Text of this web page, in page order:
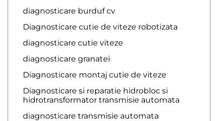
diagnosticare burduf cv
Diagnosticare cutie de viteze robotizata
diagnosticare cutie viteze
diagnosticare granatei
Diagnosticare montaj cutie de viteze
Diagnosticare si reparatie hidrobloc si
hidrotransformator transmisie automata
diagnosticare transmisie automata